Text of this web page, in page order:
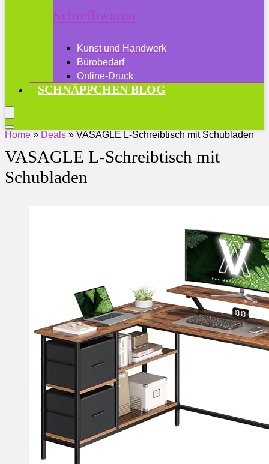
Schreibwaren
Kunst und Handwerk
Bürobedarf
Online-Druck
SCHNÄPPCHEN BLOG
Home » Deals » VASAGLE L-Schreibtisch mit Schubladen
VASAGLE L-Schreibtisch mit
Schubladen